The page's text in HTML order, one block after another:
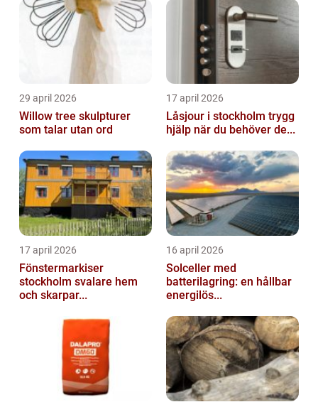
29 april 2026
Willow tree skulpturer
som talar utan ord
17 april 2026
Låsjour i stockholm trygg
hjälp när du behöver de...
17 april 2026
Fönstermarkiser
stockholm svalare hem
och skarpar...
16 april 2026
Solceller med
batterilagring: en hållbar
energilös...